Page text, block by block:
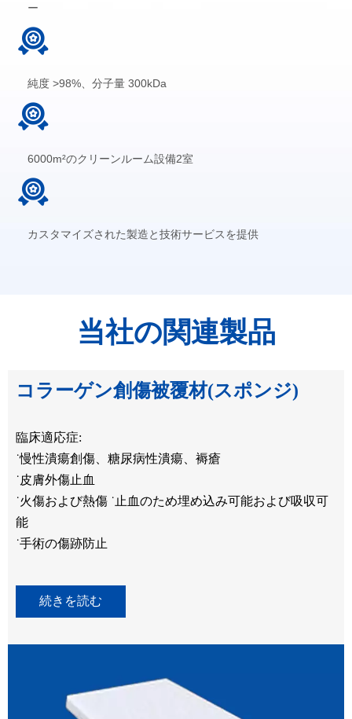
ー
純度 >98%、分子量 300kDa
6000m²のクリーンルーム設備2室
カスタマイズされた製造と技術サービスを提供
当社の関連製品
コラーゲン創傷被覆材(スポンジ)
臨床適応症:
˙慢性潰瘍創傷、糖尿病性潰瘍、褥瘡
˙皮膚外傷止血
˙火傷および熱傷 ˙止血のため埋め込み可能および吸収可
能
˙手術の傷跡防止
続きを読む
コラーゲン骨移植片（整形外科）
臨床適応症:
˙外傷性骨欠損の修復
˙先天性奇形による骨欠損または骨欠損の治療
˙骨腫瘍欠損の修復
˙骨折癒合
コラーゲン膜
臨床適応症:
˙歯科
— 歯周病における歯槽骨再生の治療
— インプラント手術前の歯槽骨の修復と再生
˙整形外科
— 骨欠損と骨組織の再生
続きを読む
コラーゲン骨移植片（歯科用）
臨床適応症:
˙歯槽骨欠損の修復と再生
˙歯科インプラント手術前の歯槽骨修復
続きを読む
コラーゲンプラグ（歯科用）
臨床適応症:
˙抜歯および手術時の止血
˙抜歯後の保存
˙口腔手術後の組織修復
コラーゲンダーマルフィラー
臨床適応症:
˙皮下充填剤
˙真皮の容量を増やすために非外科的方法で皮下に移植可
能
˙しわを滑らかにし、顔の欠陥を改善します
˙完璧な肌を作りましょう
続きを読む